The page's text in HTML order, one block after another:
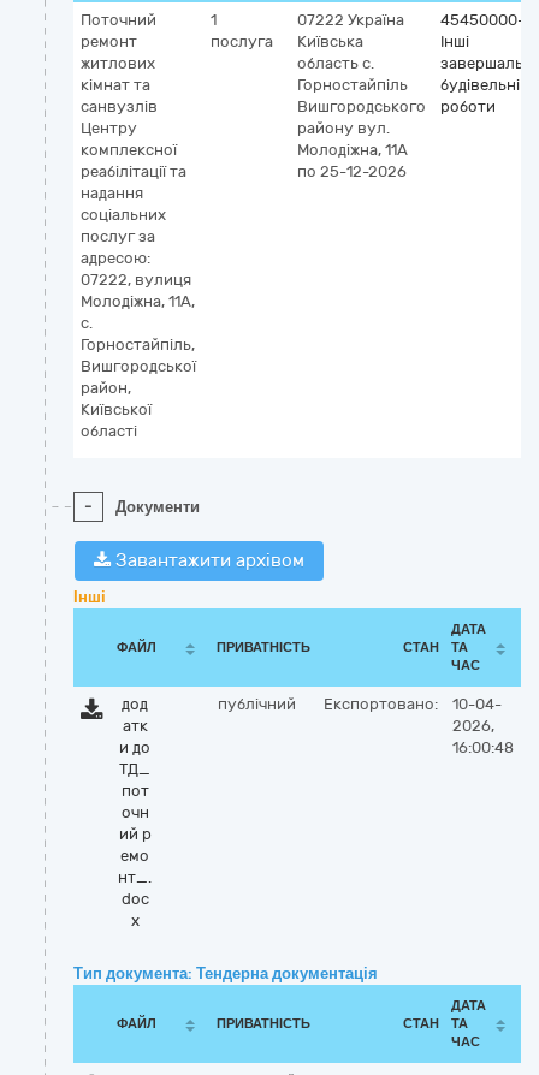
Поточний
ремонт
житлових
кімнат та
санвузлів
Центру
комплексної
реабілітації та
надання
соціальних
послуг за
адресою:
07222, вулиця
Молодіжна, 11А,
с.
Горностайпіль,
Вишгородської
район,
Київської
області
1
послуга
07222 Україна
Київська
область с.
Горностайпіль
Вишгородського
району вул.
Молодіжна, 11А
по 25-12-2026
45450000-6
Інші
завершальні
будівельні
роботи
- Документи
Завантажити архівом
Інші
ФАЙЛ ПРИВАТНІСТЬ СТАН
ДАТА
ТА
ЧАС
дод
атк
и до
ТД_
пот
очн
ий р
емо
нт_.
doc
x
публічний Експортовано:
10-04-
2026,
16:00:48
Тип документа: Тендерна документація
ФАЙЛ ПРИВАТНІСТЬ СТАН
ДАТА
ТА
ЧАС